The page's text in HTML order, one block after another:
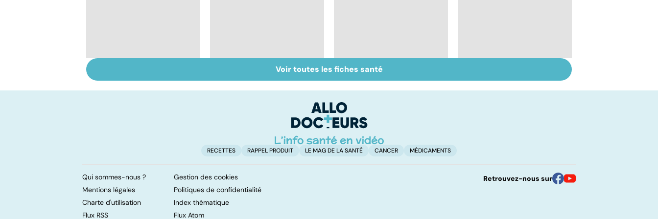
cas de troubles du
Automutilation : des
ados en souffrance
Mieux comprendre la
schizophrénie
ses phobies
Voir toutes les fiches santé
RECETTES RAPPEL PRODUIT LE MAG DE LA SANTÉ CANCER MÉDICAMENTS
Qui sommes-nous ?
Gestion des cookies
Mentions légales
Politiques de confidentialité
Charte d'utilisation
Index thématique
Flux RSS
Flux Atom
Retrouvez-nous sur